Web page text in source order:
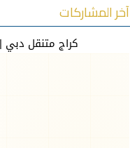
آخر المشاركات
كراج متنقل دبي |